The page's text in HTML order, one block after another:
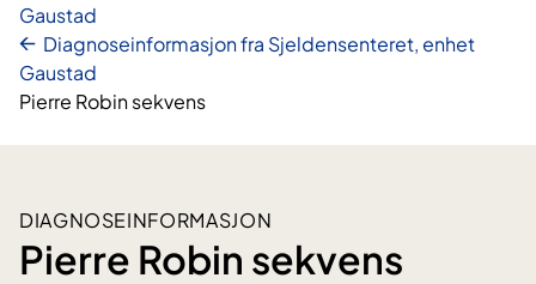
Gaustad
Diagnoseinformasjon fra Sjeldensenteret, enhet
Gaustad
Pierre Robin sekvens
DIAGNOSEINFORMASJON
Pierre Robin sekvens